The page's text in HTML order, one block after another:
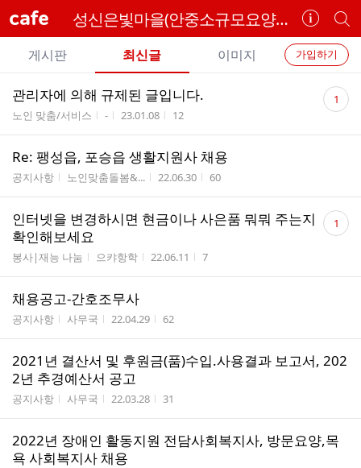
cafe 성신은빛마을(안중소규모요양시설)
카
페
정
보
개
별
카
페
검
색
카
페
메
뉴
가입하기
게시판 최신글 이미지
전
체
글
리
관리자에 의해 규제된 글입니다.
게시판명
노인 맞춤/서비스 작성자
- 작성시간
23.01.08 조회수
12
댓
글 1
Re: 팽성읍, 포승읍 생활지원사 채용
게시판명
공지사항 작성자
노인맞춤돌봄&... 작성시간
22.06.30 조회수
60
인터넷을 변경하시면 현금이나 사은품 뭐뭐 주는지
확인해보세요
게시판명
봉사|재능 나눔 작성자
으캬항학 작성시간
22.06.11 조회수
7
댓
글 1
채용공고-간호조무사
게시판명
공지사항 작성자
사무국 작성시간
22.04.29 조회수
62
2021년 결산서 및 후원금(품)수입.사용결과 보고서, 202
2년 추경예산서 공고
게시판명
공지사항 작성자
사무국 작성시간
22.03.28 조회수
31
2022년 장애인 활동지원 전담사회복지사, 방문요양,목
욕 사회복지사 채용